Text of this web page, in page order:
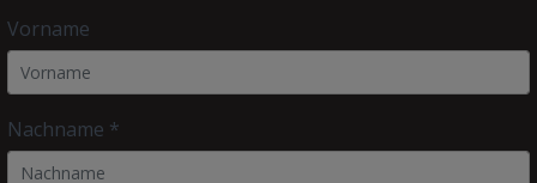
Vorname
Nachname *